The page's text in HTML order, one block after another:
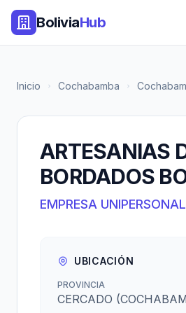
BoliviaHub
Inicio Cochabamba
ARTESANIAS
BORDADOS
EMPRESA UNIPERSONAL
UBICACIÓN
PROVINCIA
CERCADO